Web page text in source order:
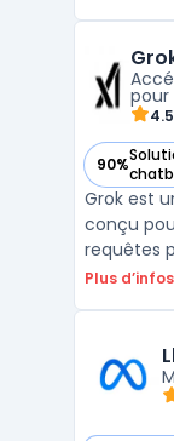
leurs
une com
pour
4.5
90%
— voir
Grok est
conçu
requêtes
Plus d’infos